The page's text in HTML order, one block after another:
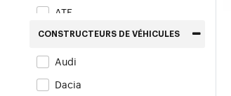
ATE
BENDIX Braking
Blue Print
Bosch
CONSTRUCTEURS DE VÉHICULES
Audi
Dacia